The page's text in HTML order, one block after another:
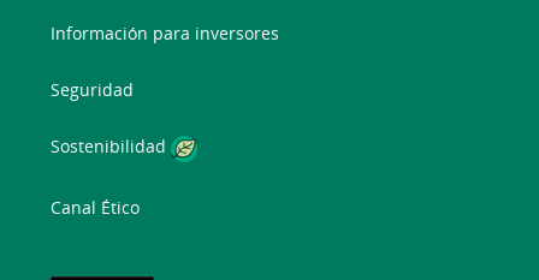
Información para inversores
Seguridad
Sostenibilidad
Canal Ético